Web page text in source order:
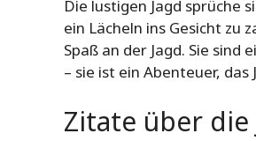
Die lustigen Jagd sprüche
ein Lächeln ins Gesicht zu
Spaß an der Jagd. Sie sind
– sie ist ein Abenteuer,
Zitate über